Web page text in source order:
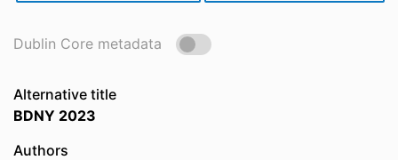
Dublin Core metadata
Alternative title
BDNY 2023
Authors